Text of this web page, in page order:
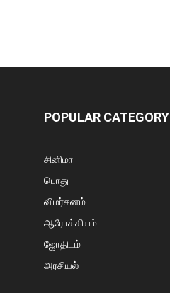
POPULAR CATEGORY
சினிமா
பொது
விமர்சனம்
ஆரோக்கியம்
ஜோதிடம்
அரசியல்